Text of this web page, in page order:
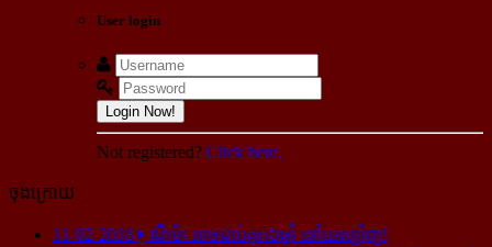
User login
Login Now!
Not registered? Click here.
ចុងក្រោយ
11-02-2018
ណីម៉ា អាច​ជាប់​គុក​៦ឆ្នាំ នៅ​អេស្ប៉ាញ!